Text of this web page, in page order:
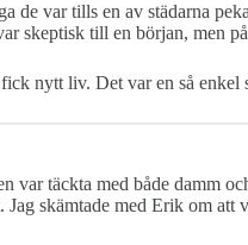
de var tills en av städarna
skeptisk till en början, men
nytt liv. Det var en så
täckta med både damm
skämtade med Erik om